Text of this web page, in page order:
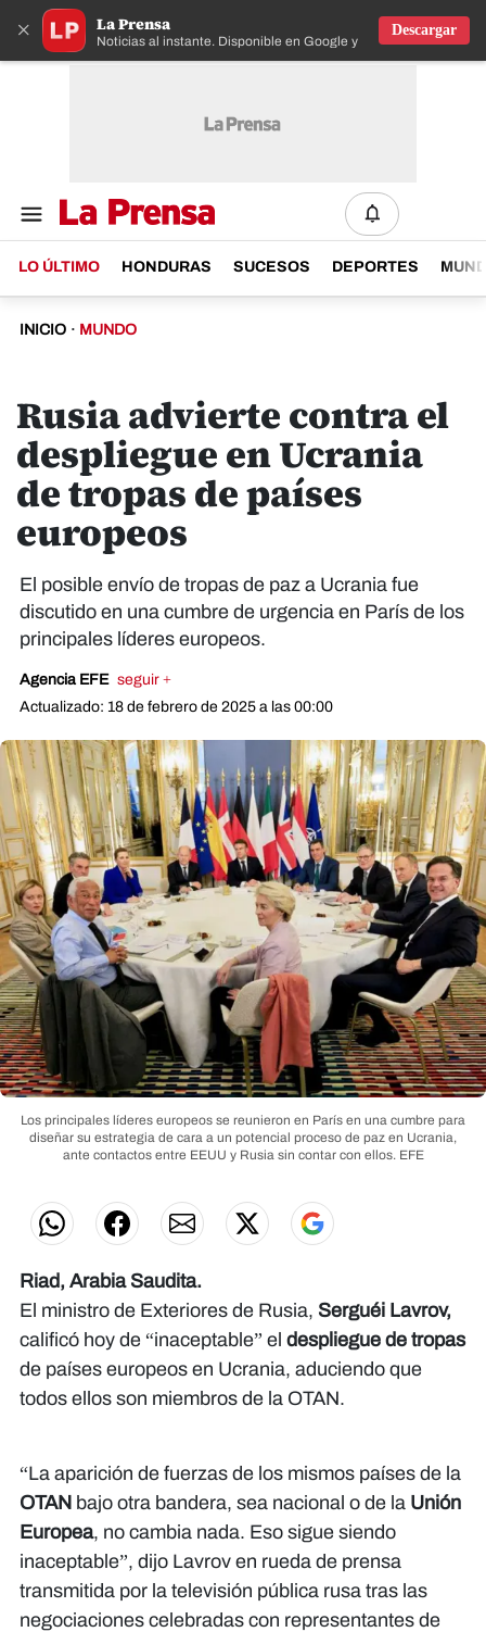
× La Prensa
Noticias al instante. Disponible en Google y IOS
Descargar
LO ÚLTIMO HONDURAS SUCESOS DEPORTES
INICIO · MUNDO
Rusia advierte contra el
despliegue en Ucrania
de tropas de países
europeos
El posible envío de tropas de paz a Ucrania fue
discutido en una cumbre de urgencia en París de los
principales líderes europeos.
Agencia EFE seguir +
Actualizado: 18 de febrero de 2025 a las 00:00
Los principales líderes europeos se reunieron en París en una cumbre para
diseñar su estrategia de cara a un potencial proceso de paz en Ucrania,
ante contactos entre EEUU y Rusia sin contar con ellos. EFE
Riad, Arabia Saudita.
El ministro de Exteriores de Rusia, Serguéi Lavrov,
calificó hoy de “inaceptable” el despliegue de tropas
de países europeos en Ucrania, aduciendo que
todos ellos son miembros de la OTAN.
“La aparición de fuerzas de los mismos países de la
OTAN bajo otra bandera, sea nacional o de la Unión
Europea, no cambia nada. Eso sigue siendo
inaceptable”, dijo Lavrov en rueda de prensa
transmitida por la televisión pública rusa tras las
negociaciones celebradas con representantes de